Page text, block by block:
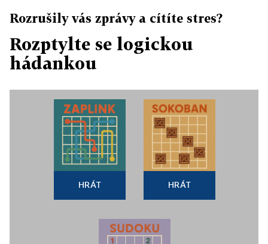
Rozrušily vás zprávy a cítíte stres?
Rozptylte se logickou
hádankou
HRÁT HRÁT